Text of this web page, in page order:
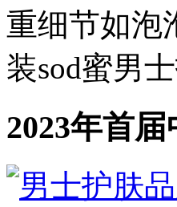
重细节如泡
装sod蜜男
2023年首